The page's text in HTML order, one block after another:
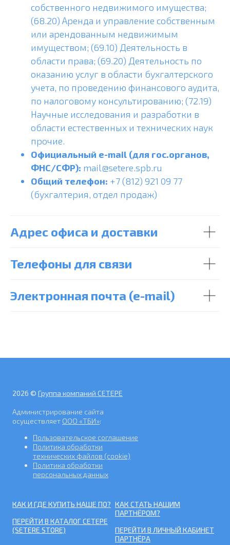
собственного недвижимого имущества;
(68.20) Аренда и управление собственным
или арендованным недвижимым
имуществом; (69.10) Деятельность в
области права; (69.20) Деятельность по
оказанию услуг в области бухгалтерского
учета, по проведению финансового аудита,
по налоговому консультированию; (72.19)
Научные исследования и разработки в
области естественных и технических наук
прочие.
Официальный e-mail (для гос.органов,
ФНС/СФР): mail@setere.spb.ru
Общий телефон: +7 (812) 921 09 77
(бухгалтерия, отдел продаж)
Адрес офиса и доставки
Телефоны для связи
Электронная почта (e-mail)
2026 © Группа компаний СЕТЕРЕ
Администрирование сайта
осуществляет ООО «ТБИ»:
Пользовательское соглашение
Политика обработки
технических файлов (cookie)
Политика обработки
персональных данных
КАК И ГДЕ КУПИТЬ НАШЕ ПО?
ПЕРЕЙТИ В КАТАЛОГ СЕТЕРЕ
(SETERE STORE)
КАК СТАТЬ НАШИМ
ПАРТНЁРОМ?
ПЕРЕЙТИ В ЛИЧНЫЙ КАБИНЕТ
ПАРТНЁРА